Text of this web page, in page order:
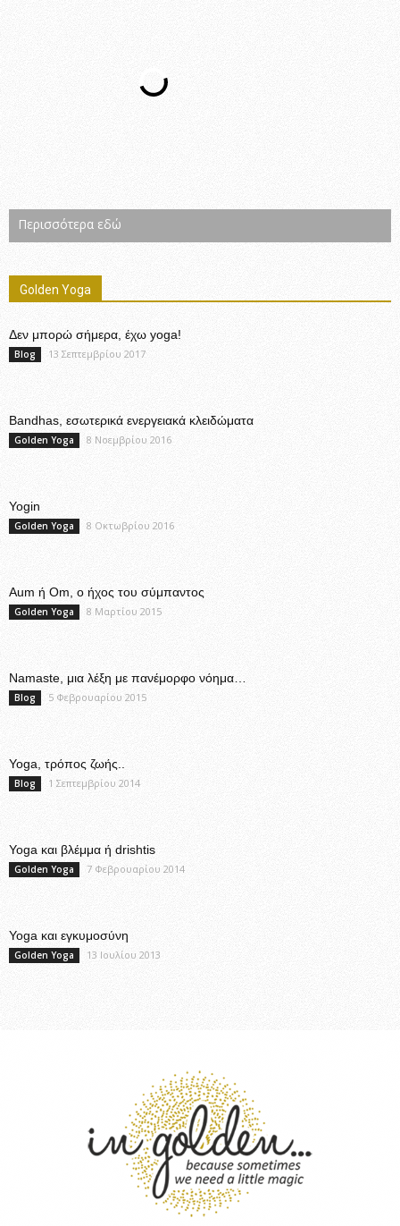
Περισσότερα εδώ
Golden Yoga
Δεν μπορώ σήμερα, έχω yoga!
Blog 13 Σεπτεμβρίου 2017
Bandhas, εσωτερικά ενεργειακά κλειδώματα
Golden Yoga 8 Νοεμβρίου 2016
Yogin
Golden Yoga 8 Οκτωβρίου 2016
Aum ή Om, ο ήχος του σύμπαντος
Golden Yoga 8 Μαρτίου 2015
Namaste, μια λέξη με πανέμορφο νόημα…
Blog 5 Φεβρουαρίου 2015
Yoga, τρόπος ζωής..
Blog 1 Σεπτεμβρίου 2014
Yoga και βλέμμα ή drishtis
Golden Yoga 7 Φεβρουαρίου 2014
Yoga και εγκυμοσύνη
Golden Yoga 13 Ιουλίου 2013